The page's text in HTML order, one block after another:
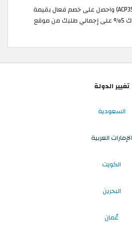
فعّل كوبون نمشي 2026 (ACP35) واحصل على خصم فعال بقيمة
30% على الأحذية + كاش باك 5% على إجمالي طلبك من موقع
تغيير الدولة
السعودية
الإمارات العربية
الكويت
البحرين
عُمان